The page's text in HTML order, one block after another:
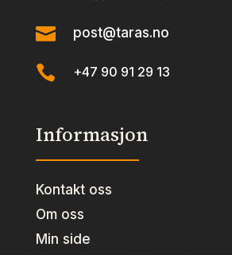
 post@taras.no
 +47 90 91 29 13
Informasjon
Kontakt oss
Om oss
Min side